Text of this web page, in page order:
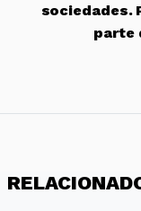
sociedades.
parte